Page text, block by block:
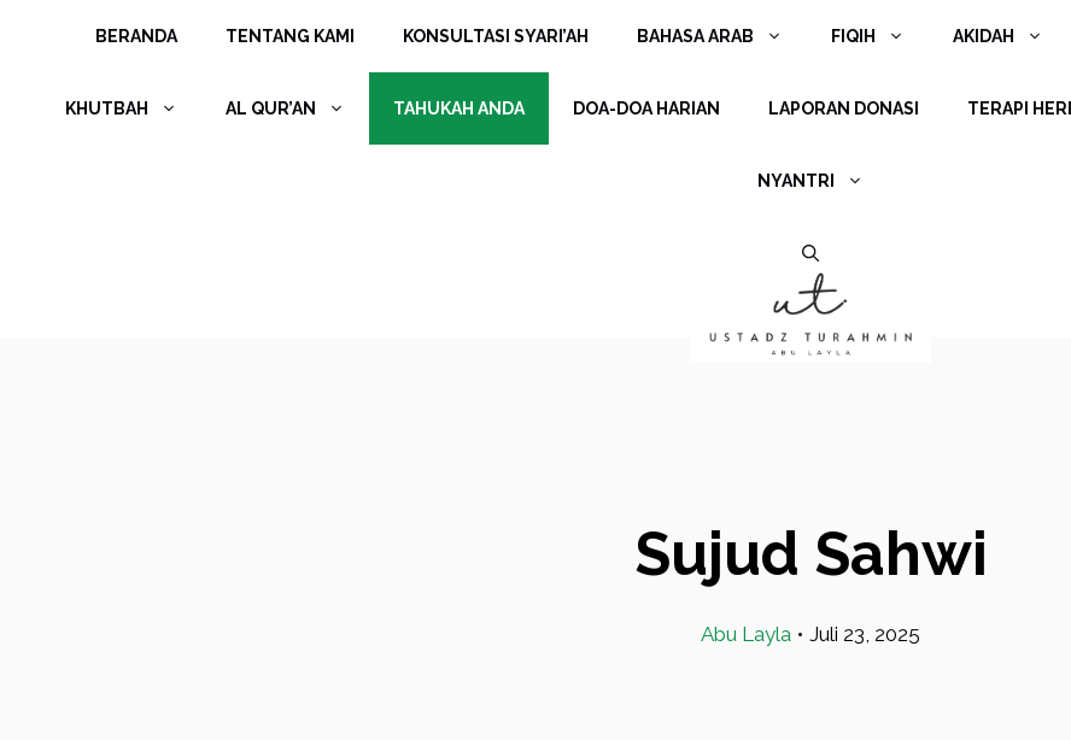
BERANDA TENTANG KAMI KONSULTASI SYARI’AH BAHASA ARAB FIQIH AKIDAH
KHUTBAH AL QUR’AN TAHUKAH ANDA DOA-DOA HARIAN LAPORAN DONASI TERAPI
NYANTRI
Sujud Sahwi
Abu Layla • Juli 23, 2025